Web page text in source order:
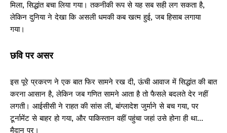
मिला, सिद्धांत बचा लिया गया। तकनीकी रूप से यह सब सही लग सकता है,
लेकिन दुनिया ने देखा कि असली धमकी कब खत्म हुई, जब हिसाब लगाया
गया।
छवि पर असर
इस पूरे प्रकरण ने एक बात फिर सामने रख दी, ऊंची आवाज में सिद्धांत की बात
करना आसान है, लेकिन जब गणित सामने आता है तो फैसले बदलते देर नहीं
लगती। आईसीसी ने राहत की सांस ली, बांग्लादेश जुर्माने से बच गया, पर
टूर्नामेंट से बाहर हो गया, और पाकिस्तान वहीं पहुंचा जहां उसे होना ही था…
मैदान पर।